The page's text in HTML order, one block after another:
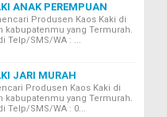
ANAK PEREMPUAN
Produsen Kaos Kaki di
kabupatenmu yang Termurah.
Telp/SMS/WA : ...
JARI MURAH
Produsen Kaos Kaki di
kabupatenmu yang Termurah.
Telp/SMS/WA : 0...